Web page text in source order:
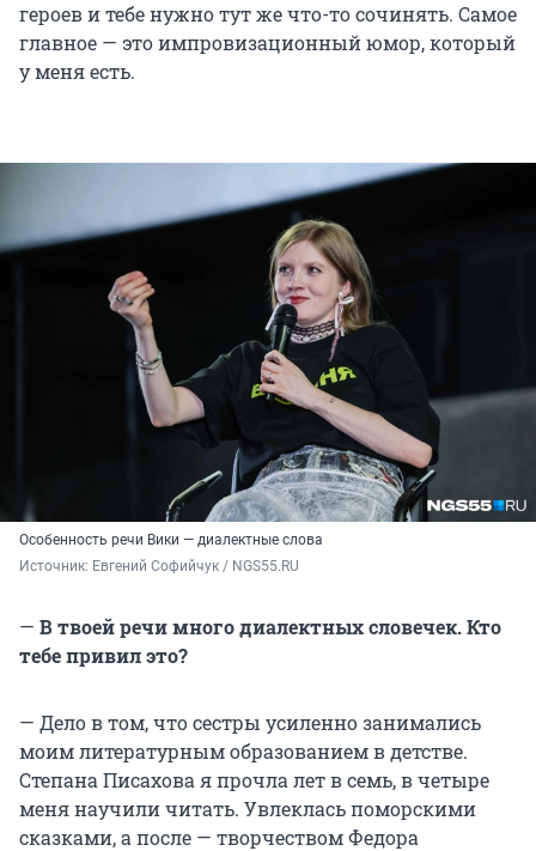
героев и тебе нужно тут же что-то сочинять. Самое
главное — это импровизационный юмор, который
у меня есть.
Особенность речи Вики — диалектные слова
Источник: Евгений Софийчук / NGS55.RU
— В твоей речи много диалектных словечек. Кто
тебе привил это?
— Дело в том, что сестры усиленно занимались
моим литературным образованием в детстве.
Степана Писахова я прочла лет в семь, в четыре
меня научили читать. Увлеклась поморскими
сказками, а после — творчеством Федора